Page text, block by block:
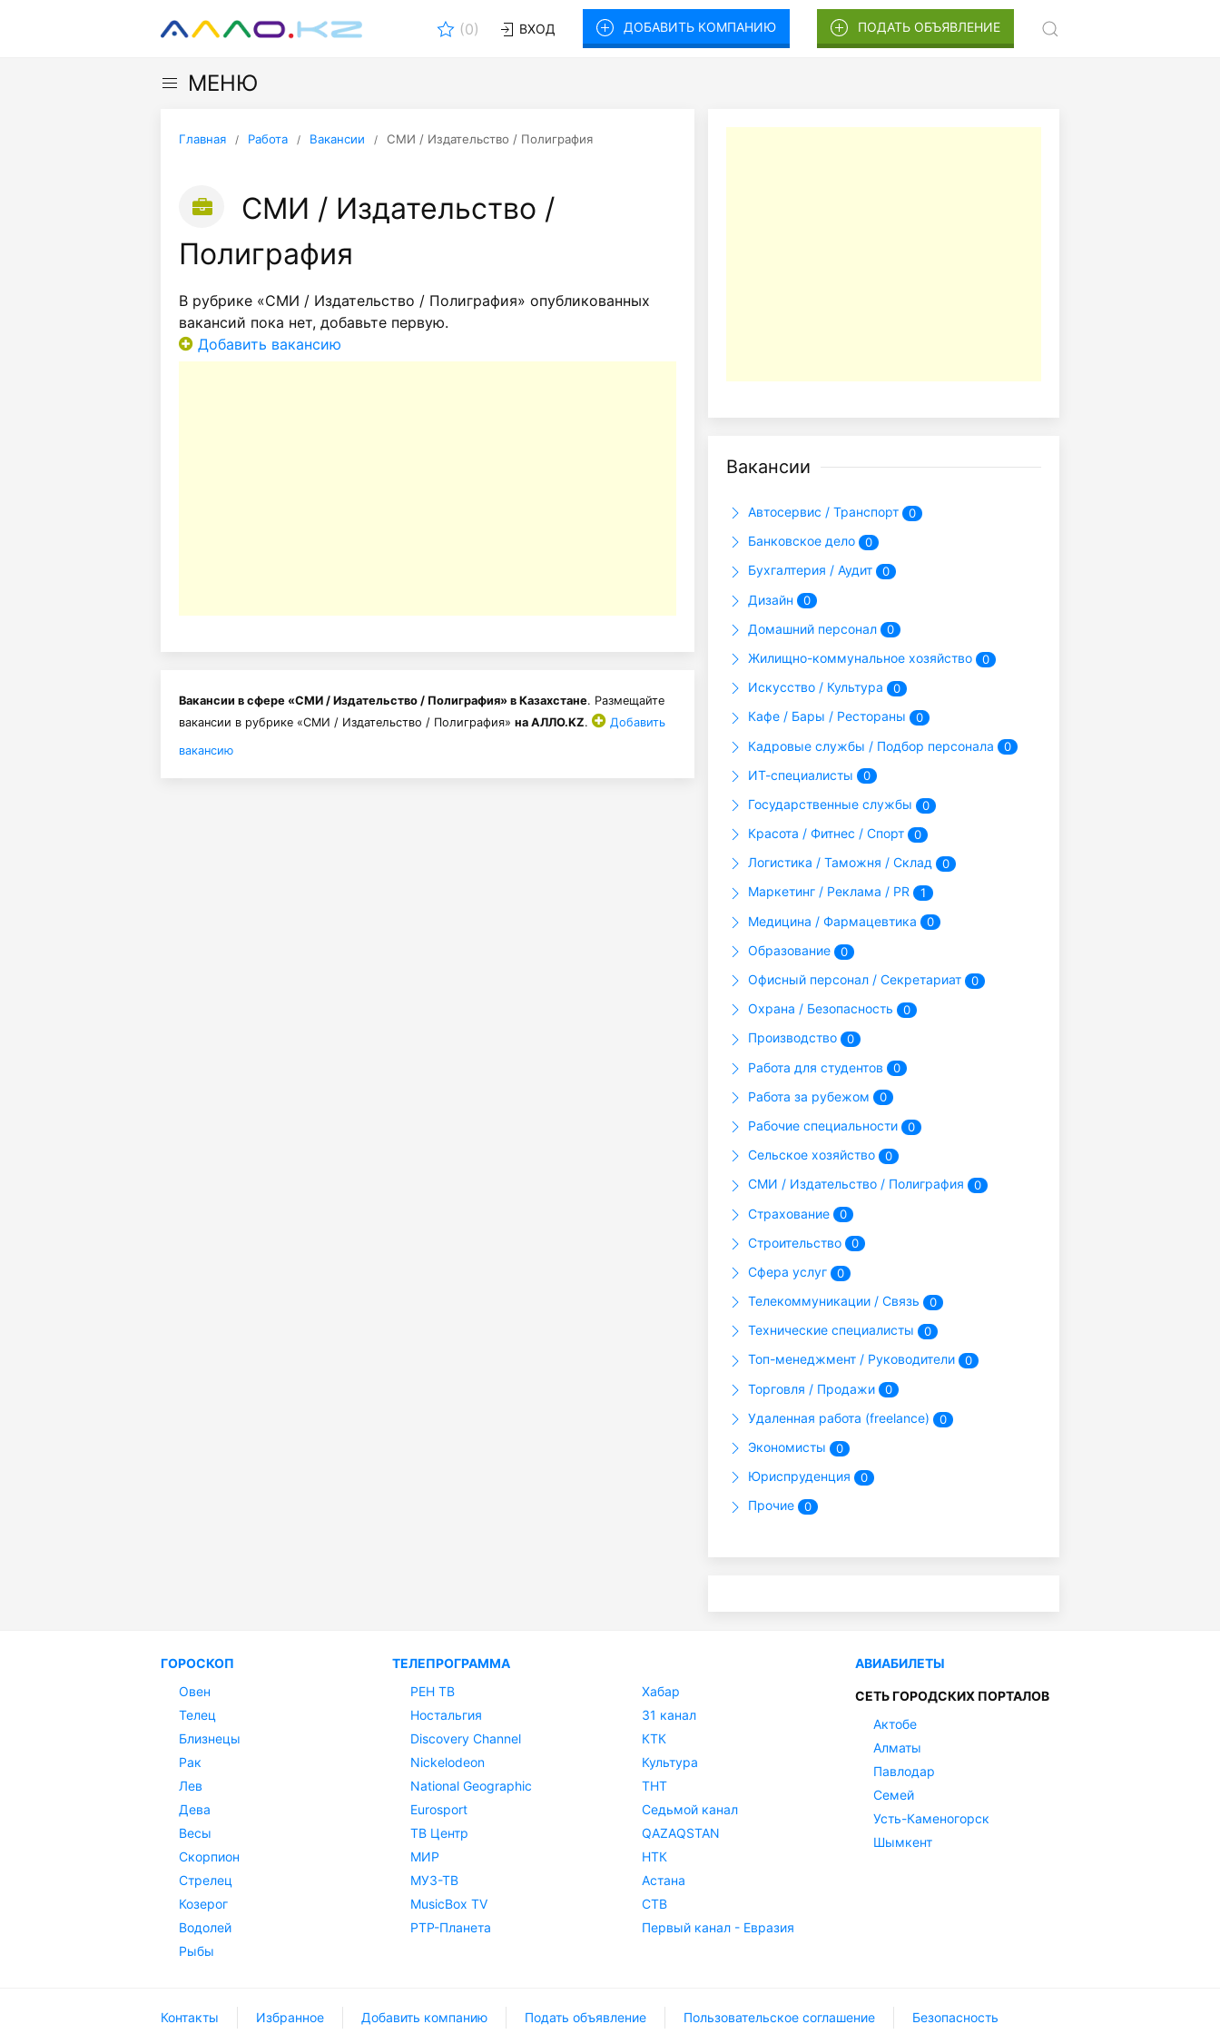
(0) ВХОД ДОБАВИТЬ КОМПАНИЮ ПОДАТЬ ОБЪЯВЛЕНИЕ
МЕНЮ
Главная Работа Вакансии СМИ / Издательство / Полиграфия
СМИ / Издательство /
Полиграфия
В рубрике «СМИ / Издательство / Полиграфия» опубликованных
вакансий пока нет, добавьте первую.
Добавить вакансию
Вакансии в сфере «СМИ / Издательство / Полиграфия» в Казахстане. Размещайте
вакансии в рубрике «СМИ / Издательство / Полиграфия» на АЛЛО.KZ. Добавить
вакансию
Вакансии
Автосервис / Транспорт 0
Банковское дело 0
Бухгалтерия / Аудит 0
Дизайн 0
Домашний персонал 0
Жилищно-коммунальное хозяйство 0
Искусство / Культура 0
Кафе / Бары / Рестораны 0
Кадровые службы / Подбор персонала 0
ИТ-специалисты 0
Государственные службы 0
Красота / Фитнес / Спорт 0
Логистика / Таможня / Склад 0
Маркетинг / Реклама / PR 1
Медицина / Фармацевтика 0
Образование 0
Офисный персонал / Секретариат 0
Охрана / Безопасность 0
Производство 0
Работа для студентов 0
Работа за рубежом 0
Рабочие специальности 0
Сельское хозяйство 0
СМИ / Издательство / Полиграфия 0
Страхование 0
Строительство 0
Сфера услуг 0
Телекоммуникации / Связь 0
Технические специалисты 0
Топ-менеджмент / Руководители 0
Торговля / Продажи 0
Удаленная работа (freelance) 0
Экономисты 0
Юриспруденция 0
Прочие 0
ГОРОСКОП
Овен
Телец
Близнецы
Рак
Лев
Дева
Весы
Скорпион
Стрелец
Козерог
Водолей
Рыбы
ТЕЛЕПРОГРАММА
РЕН ТВ
Ностальгия
Discovery Channel
Nickelodeon
National Geographic
Eurosport
ТВ Центр
МИР
МУЗ-ТВ
MusicBox TV
РТР-Планета
Хабар
31 канал
КТК
Культура
ТНТ
Седьмой канал
QAZAQSTAN
НТК
Астана
СТВ
Первый канал - Евразия
АВИАБИЛЕТЫ
СЕТЬ ГОРОДСКИХ ПОРТАЛОВ
Актобе
Алматы
Павлодар
Семей
Усть-Каменогорск
Шымкент
Контакты Избранное Добавить компанию Подать объявление Пользовательское соглашение Безопасность